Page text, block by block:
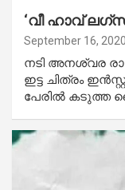
‘വീ ഹാവ്
September 16, 2020
നടി അനശ്വര
ഇട്ട ചിത്രം
പേരില്‍ കടുത്ത